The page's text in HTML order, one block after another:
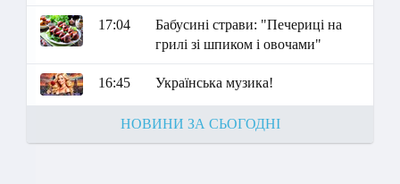
17:04
Бабусині страви: "Печериці на
грилі зі шпиком і овочами"
16:45 Українська музика!
НОВИНИ ЗА СЬОГОДНІ